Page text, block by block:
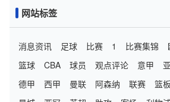
网站标签
消息资讯 足球 比赛 1 比赛集锦
篮球
CBA 球员 观点评论 意甲
德甲
西甲 曼联 阿森纳 联赛 篮板